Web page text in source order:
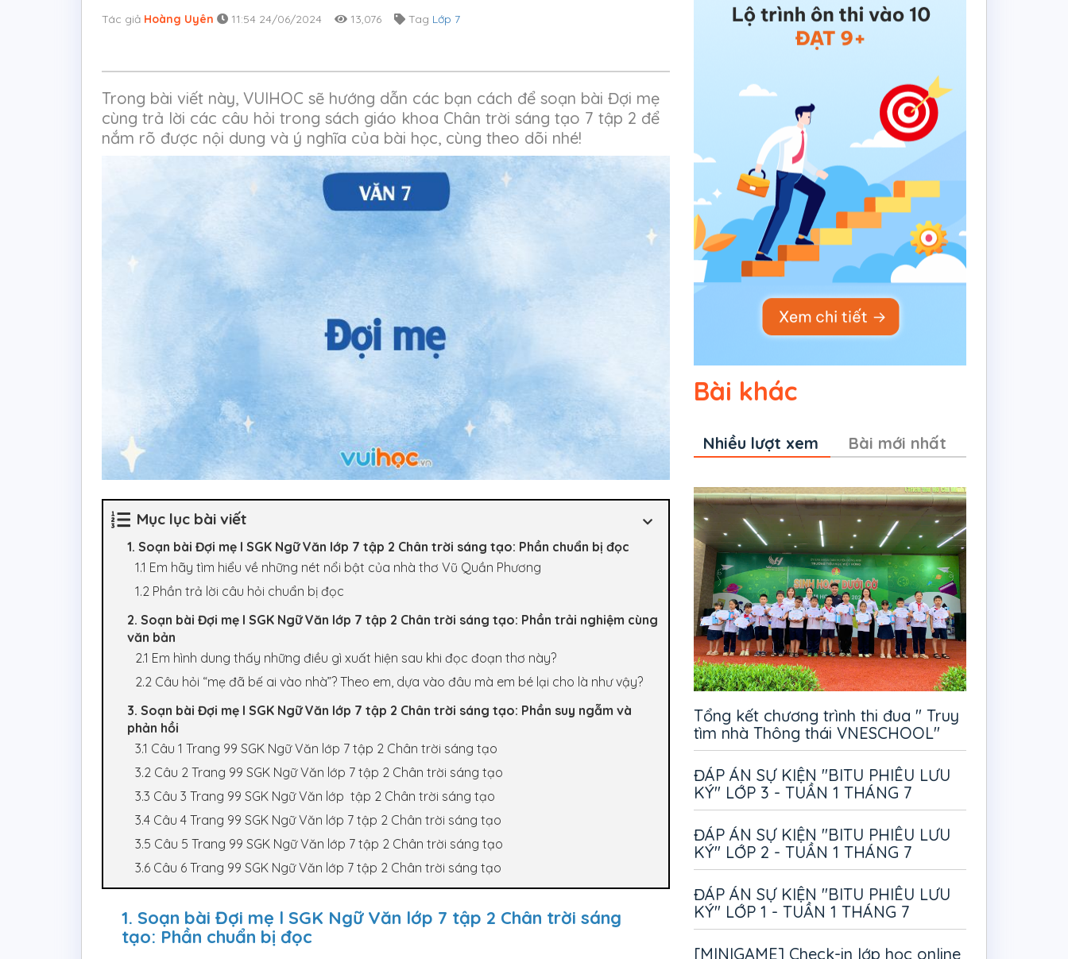
Tác giả Hoàng Uyên 11:54 24/06/2024 13,076 Tag Lớp 7
Trong bài viết này, VUIHOC sẽ hướng dẫn các bạn cách để soạn bài Đợi mẹ
cùng trả lời các câu hỏi trong sách giáo khoa Chân trời sáng tạo 7 tập 2 để
nắm rõ được nội dung và ý nghĩa của bài học, cùng theo dõi nhé!
Mục lục bài viết
1. Soạn bài Đợi mẹ l SGK Ngữ Văn lớp 7 tập 2 Chân trời sáng tạo: Phần chuẩn bị đọc
1.1 Em hãy tìm hiểu về những nét nổi bật của nhà thơ Vũ Quần Phương
1.2 Phần trả lời câu hỏi chuẩn bị đọc
2. Soạn bài Đợi mẹ l SGK Ngữ Văn lớp 7 tập 2 Chân trời sáng tạo: Phần trải nghiệm cùng
văn bản
2.1 Em hình dung thấy những điều gì xuất hiện sau khi đọc đoạn thơ này?
2.2 Câu hỏi “mẹ đã bế ai vào nhà”? Theo em, dựa vào đâu mà em bé lại cho là như vậy?
3. Soạn bài Đợi mẹ l SGK Ngữ Văn lớp 7 tập 2 Chân trời sáng tạo: Phần suy ngẫm và
phản hồi
3.1 Câu 1 Trang 99 SGK Ngữ Văn lớp 7 tập 2 Chân trời sáng tạo
3.2 Câu 2 Trang 99 SGK Ngữ Văn lớp 7 tập 2 Chân trời sáng tạo
3.3 Câu 3 Trang 99 SGK Ngữ Văn lớp tập 2 Chân trời sáng tạo
3.4 Câu 4 Trang 99 SGK Ngữ Văn lớp 7 tập 2 Chân trời sáng tạo
3.5 Câu 5 Trang 99 SGK Ngữ Văn lớp 7 tập 2 Chân trời sáng tạo
3.6 Câu 6 Trang 99 SGK Ngữ Văn lớp 7 tập 2 Chân trời sáng tạo
1. Soạn bài Đợi mẹ l SGK Ngữ Văn lớp 7 tập 2 Chân trời sáng
tạo: Phần chuẩn bị đọc
Bài khác
Nhiều lượt xem Bài mới nhất
Tổng kết chương trình thi đua " Truy
tìm nhà Thông thái VNESCHOOL"
ĐÁP ÁN SỰ KIỆN "BITU PHIÊU LƯU
KÝ" LỚP 3 - TUẦN 1 THÁNG 7
ĐÁP ÁN SỰ KIỆN "BITU PHIÊU LƯU
KÝ" LỚP 2 - TUẦN 1 THÁNG 7
ĐÁP ÁN SỰ KIỆN "BITU PHIÊU LƯU
KÝ" LỚP 1 - TUẦN 1 THÁNG 7
[MINIGAME] Check-in lớp học online